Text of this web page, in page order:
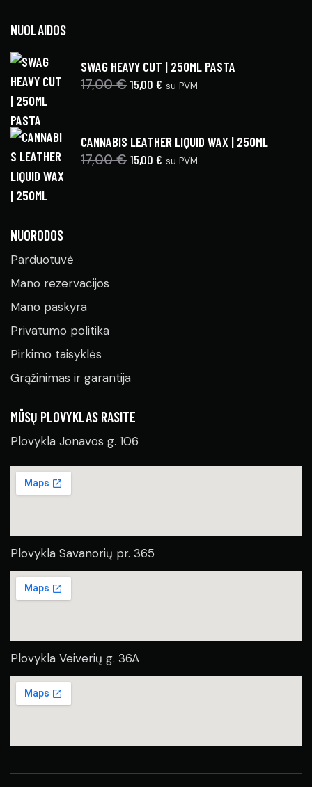
NUOLAIDOS
SWAG HEAVY CUT | 250ML PASTA
17,00€ 15,00 € su PVM
CANNABIS LEATHER LIQUID WAX | 250ML
17,00€ 15,00 € su PVM
NUORODOS
Parduotuvė
Mano rezervacijos
Mano paskyra
Privatumo politika
Pirkimo taisyklės
Grąžinimas ir garantija
MŪSŲ PLOVYKLAS RASITE
Plovykla Jonavos g. 106
Plovykla Savanorių pr. 365
Plovykla Veiverių g. 36A